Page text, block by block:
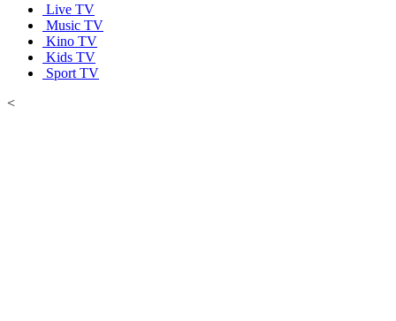
Live TV
Music TV
Kino TV
Kids TV
Sport TV
<